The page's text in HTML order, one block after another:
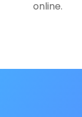
online.